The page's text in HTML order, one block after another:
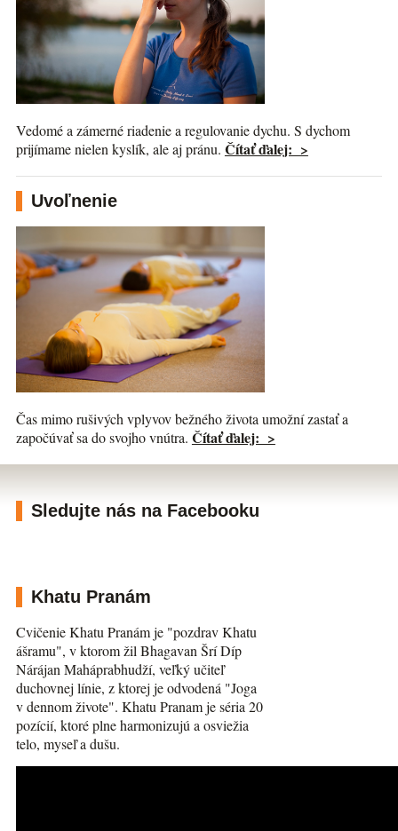
Vedomé a zámerné riadenie a regulovanie dychu. S dychom
prijímame nielen kyslík, ale aj pránu. Čítať ďalej: >
Uvoľnenie
Čas mimo rušivých vplyvov bežného života umožní zastať a
započúvať sa do svojho vnútra. Čítať ďalej: >
Sledujte nás na Facebooku
Khatu Pranám
Cvičenie Khatu Pranám je "pozdrav Khatu
ášramu", v ktorom žil Bhagavan Šrí Díp
Nárájan Maháprabhudží, veľký učiteľ
duchovnej línie, z ktorej je odvodená "Joga
v dennom živote". Khatu Pranam je séria 20
pozícií, ktoré plne harmonizujú a osviežia
telo, myseľ a dušu.